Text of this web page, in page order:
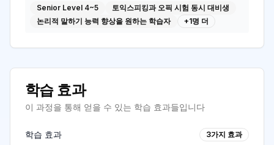
Senior Level 4~5
토익스피킹과 오픽 시험 동시 대비생
논리적 말하기 능력 향상을 원하는 학습자
+1명 더
학습 효과
이 과정을 통해 얻을 수 있는 학습 효과들입니다
학습 효과 3가지 효과